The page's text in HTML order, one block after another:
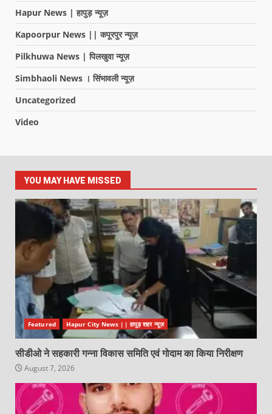
Hapur News | हापुड़ न्यूज़
Kapoorpur News || कपूरपुर न्यूज़
Pilkhuwa News | पिलखुवा न्यूज़
Simbhaoli News । सिंभावली न्यूज़
Uncategorized
Video
YOU MAY HAVE MISSED
Featured Hapur City News || हापुड़ शहर न्यूज़
सीडीओ ने सहकारी गन्ना विकास समिति एवं गोदाम का किया निरीक्षण
August 7, 2026